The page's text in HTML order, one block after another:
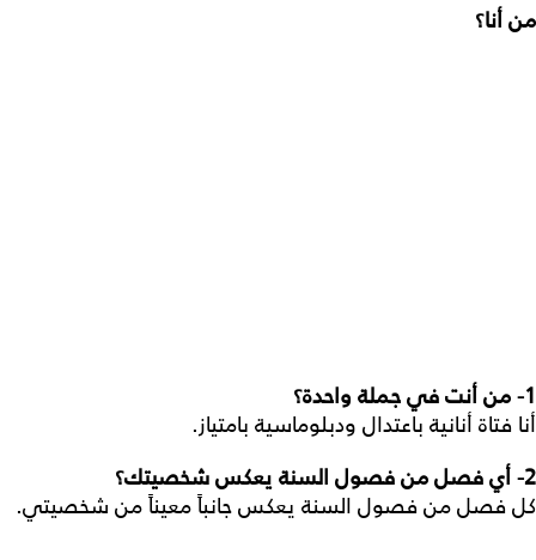
من أنا؟
1- من أنت في جملة واحدة؟
أنا فتاة أنانية باعتدال ودبلوماسية بامتياز.
2- أي فصل من فصول السنة يعكس شخصيتك؟
كل فصل من فصول السنة يعكس جانباً معيناً من شخصيتي.